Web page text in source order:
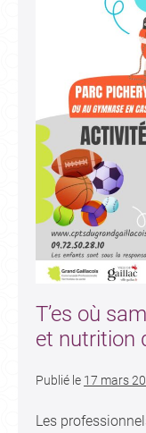
T’es où
et nutrition
Publié le 17 mars
Les